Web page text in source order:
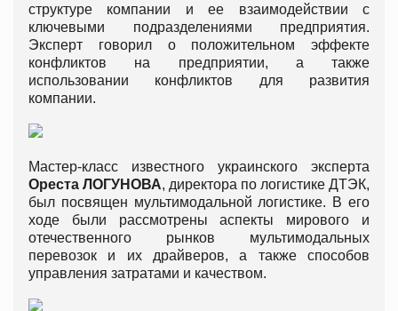
структуре компании и ее взаимодействии с
ключевыми подразделениями предприятия.
Эксперт говорил о положительном эффекте
конфликтов на предприятии, а также
использовании конфликтов для развития
компании.
Мастер-класс известного украинского эксперта
Ореста ЛОГУНОВА, директора по логистике ДТЭК,
был посвящен мультимодальной логистике. В его
ходе были рассмотрены аспекты мирового и
отечественного рынков мультимодальных
перевозок и их драйверов, а также способов
управления затратами и качеством.